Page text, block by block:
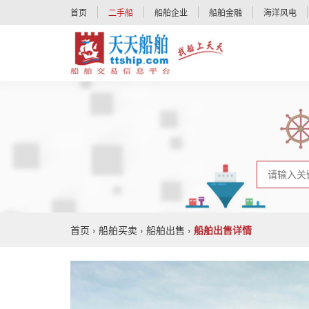
首页 二手船 船舶企业 船舶金融 海洋风电
首页 › 船舶买卖 › 船舶出售 › 船舶出售详情